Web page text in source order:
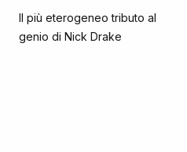
Il più eterogeneo tributo al
genio di Nick Drake